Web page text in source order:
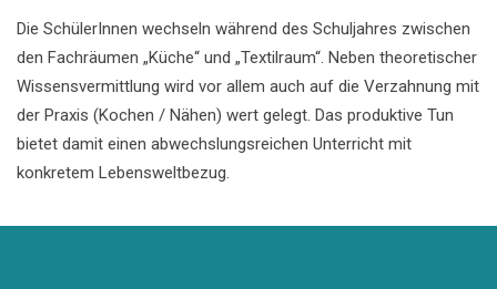
Die SchülerInnen wechseln während des Schuljahres zwischen
den Fachräumen „Küche“ und „Textilraum“. Neben theoretischer
Wissensvermittlung wird vor allem auch auf die Verzahnung mit
der Praxis (Kochen / Nähen) wert gelegt. Das produktive Tun
bietet damit einen abwechslungsreichen Unterricht mit
konkretem Lebensweltbezug.